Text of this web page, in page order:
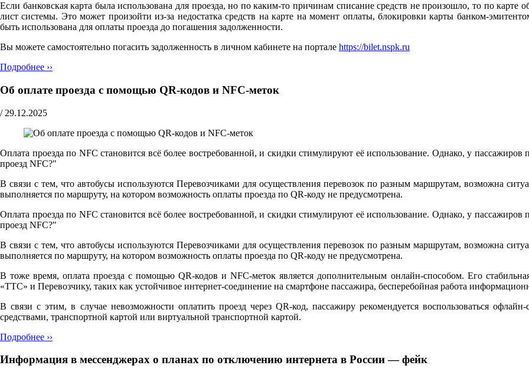
Если банковская карта была использована для проезда, но по каким-то причинам списание средств не произошло, то по карте
лист системы. Это может произойти из-за недостатка средств на карте на момент оплаты, блокировки карты банком-
быть использована для оплаты проезда до погашения задолженности.
Вы можете самостоятельно погасить задолженность в личном кабинете на портале https://bilet.nspk.ru
Подробнее ››
Об оплате проезда с помощью QR-кодов и NFC-меток
/ 29.12.2025
Оплата проезда по NFC становится всё более востребованной, и скидки стимулируют её использование. Однако, у
проезд NFC?"
В связи с тем, что автобусы используются Перевозчиками для осуществления перевозок по разным маршрутам, возможна
выполняется по маршруту, на котором возможность оплаты проезда по QR-коду не предусмотрена.
Оплата проезда по NFC становится всё более востребованной, и скидки стимулируют её использование. Однако, у
проезд NFC?"
В связи с тем, что автобусы используются Перевозчиками для осуществления перевозок по разным маршрутам, возможна
выполняется по маршруту, на котором возможность оплаты проезда по QR-коду не предусмотрена.
В тоже время, оплата проезда с помощью QR-кодов и NFC-меток является дополнительным онлайн-способом. Его
«ТТС» и Перевозчику, таких как устойчивое интернет-соединение на смартфоне пассажира, бесперебойная работа
В связи с этим, в случае невозможности оплатить проезд через QR-код, пассажиру рекомендуется воспользоваться
средствами, транспортной картой или виртуальной транспортной картой.
Подробнее ››
Информация в мессенджерах о планах по отключению интернета в России — фейк